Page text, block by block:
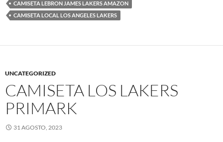
CAMISETA LEBRON JAMES LAKERS AMAZON
CAMISETA LOCAL LOS ANGELES LAKERS
UNCATEGORIZED
CAMISETA LOS LAKERS
PRIMARK
31 AGOSTO, 2023